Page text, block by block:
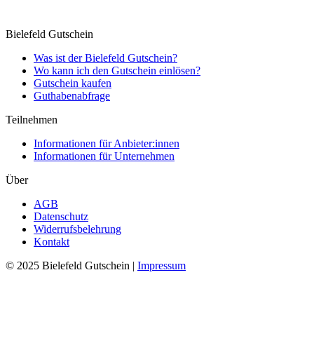
Bielefeld Gutschein
Was ist der Bielefeld Gutschein?
Wo kann ich den Gutschein einlösen?
Gutschein kaufen
Guthabenabfrage
Teilnehmen
Informationen für Anbieter:innen
Informationen für Unternehmen
Über
AGB
Datenschutz
Widerrufsbelehrung
Kontakt
© 2025 Bielefeld Gutschein | Impressum